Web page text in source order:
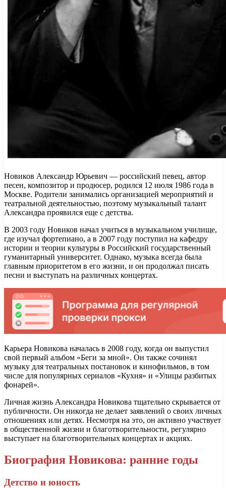
Новиков Александр Юрьевич — российский певец, автор
песен, композитор и продюсер, родился 12 июля 1986 года в
Москве. Родители занимались организацией мероприятий и
театральной деятельностью, поэтому музыкальный талант
Александра проявился еще с детства.
В 2003 году Новиков начал учиться в музыкальном училище,
где изучал фортепиано, а в 2007 году поступил на кафедру
истории и теории культуры в Российский государственный
гуманитарный университет. Однако, музыка всегда была
главным приоритетом в его жизни, и он продолжал писать
песни и выступать на различных концертах.
Карьера Новикова началась в 2008 году, когда он выпустил
свой первый альбом «Беги за мной». Он также сочинял
музыку для театральных постановок и кинофильмов, в том
числе для популярных сериалов «Кухня» и «Улицы разбитых
фонарей».
Личная жизнь Александра Новикова тщательно скрывается от
публичности. Он никогда не делает заявлений о своих личных
отношениях или детях. Несмотря на это, он активно участвует
в общественной жизни и благотворительности, регулярно
выступает на благотворительных концертах и акциях.
Биография Новикова: ранние годы
Детство и юность